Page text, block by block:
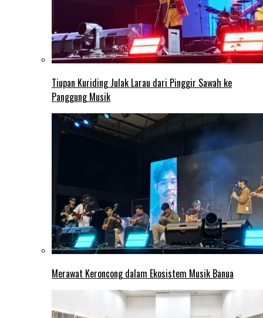
Tiupan Kuriding Julak Larau dari Pinggir Sawah ke
Panggung Musik
Merawat Keroncong dalam Ekosistem Musik Banua